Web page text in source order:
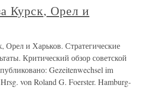
Курск, Орел и
Орел и Харьков. Стратегические
Критический обзор советской
Gezeitenwechsel im
von Roland G. Foerster. Hamburg-